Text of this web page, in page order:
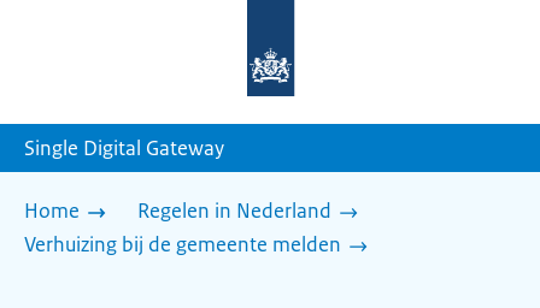
homepage
Single Digital Gateway
Home
Regelen in Nederland
Verhuizing bij de gemeente melden